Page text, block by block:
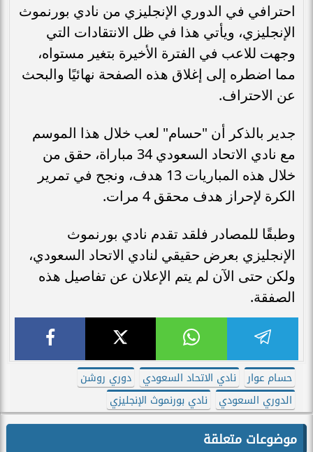
احترافي في الدوري الإنجليزي من نادي بورنموث
الإنجليزي، ويأتي هذا في ظل الانتقادات التي
وجهت للاعب في الفترة الأخيرة بتغير مستواه،
مما اضطره إلى إغلاق هذه الصفحة نهائيًا والبحث
عن الاحتراف.
جدير بالذكر أن "حسام" لعب خلال هذا الموسم
مع نادي الاتحاد السعودي 34 مباراة، حقق من
خلال هذه المباريات 13 هدف، ونجح في تمرير
الكرة لإحراز هدف محقق 4 مرات.
وطبقًا للمصادر فلقد تقدم نادي بورنموث
الإنجليزي بعرض حقيقي لنادي الاتحاد السعودي،
ولكن حتى الآن لم يتم الإعلان عن تفاصيل هذه
الصفقة.
حسام عوار نادي الاتحاد السعودي
دوري روشن
الدوري السعودي
نادي بورنموث الإنجليزي
موضوعات متعلقة